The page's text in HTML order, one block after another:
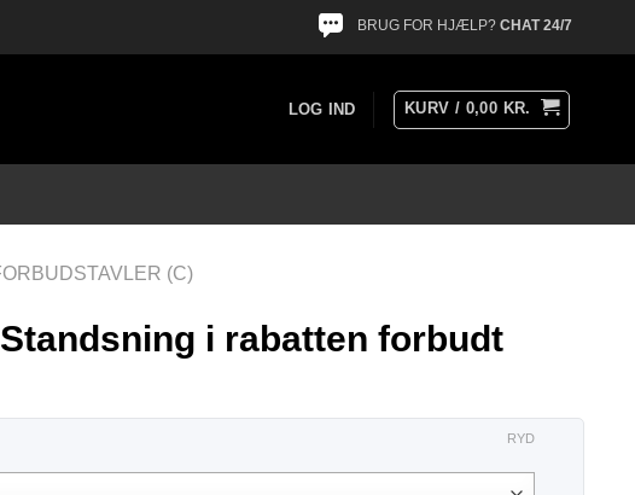
BRUG FOR HJÆLP? CHAT 24/7
LOG IND KURV / 0,00 KR.
(C)
i rabatten forbudt
RYD